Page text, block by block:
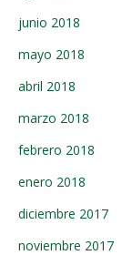
junio 2018
mayo 2018
abril 2018
marzo 2018
febrero 2018
enero 2018
diciembre 2017
noviembre 2017